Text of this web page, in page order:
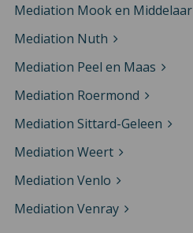
Mediation Mook en Middelaar
Mediation Nuth
Mediation Peel en Maas
Mediation Roermond
Mediation Sittard-Geleen
Mediation Weert
Mediation Venlo
Mediation Venray